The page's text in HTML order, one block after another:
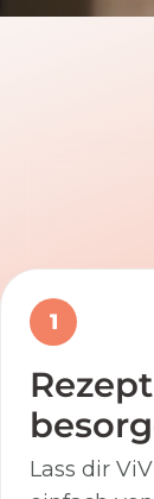
1
Rezept
Lass dir